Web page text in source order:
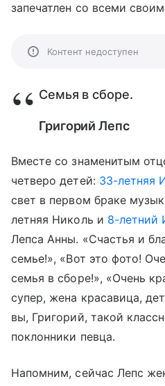
запечатлен со всеми
Контент недоступен
Семья в сборе.
Григорий Лепс
Вместе со знаменитым
четверо детей: 33-летняя
свет в первом браке
летняя Николь и 8-летний
Лепса Анны. «Счастья и
семье!», «Вот это фото!
семья в сборе!», «Очень
супер, жена красавица,
вы, Григорий, такой
поклонники певца.
Напомним, сейчас Лепс